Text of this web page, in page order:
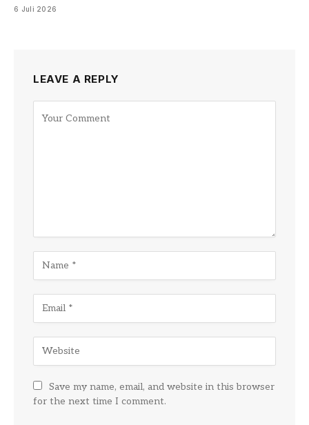
6 Juli 2026
LEAVE A REPLY
Save my name, email, and website in this browser
for the next time I comment.